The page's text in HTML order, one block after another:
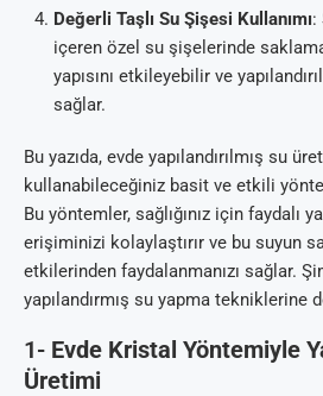
Değerli Taşlı Su Şişesi Kullanımı:
içeren özel su şişelerinde
yapısını etkileyebilir ve
sağlar.
Bu yazıda, evde yapılandırılmış su
kullanabileceğiniz basit ve etkili
Bu yöntemler, sağlığınız için faydalı
erişiminizi kolaylaştırır ve bu suyun
etkilerinden faydalanmanızı sağlar.
yapılandırmış su yapma tekniklerine
1- Evde Kristal Yöntemiyle
Üretimi